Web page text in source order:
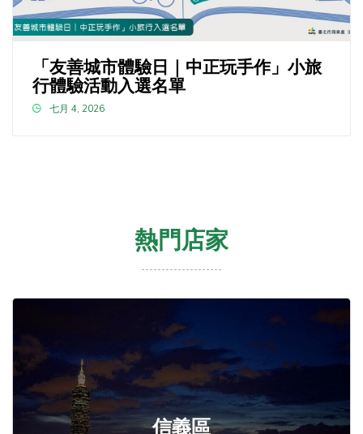
「友善城市體驗日｜中正玩手作」小旅
行體驗活動入選名單
七月 4, 2026
熱門店家
信義區